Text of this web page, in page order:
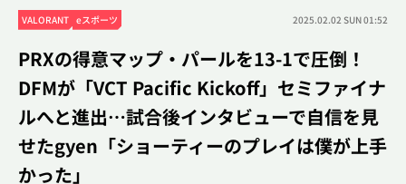
グッズ
League of Legends
コミュニティ
アップデート
インタビュー
eスポーツ
VALORANT eスポーツ 2025.02.02 SUN 01:52
PRXの得意マップ・パールを13-1で圧倒！
DFMが「VCT Pacific Kickoff」セミファイナ
ルへと進出…試合後インタビューで自信を見
せたgyen「ショーティーのプレイは僕が上手
かった」